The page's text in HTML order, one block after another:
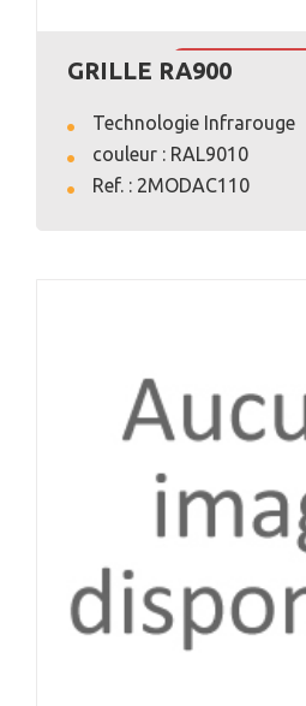
VOIR
GRILLE RA900
Technologie Infrarouge
couleur : RAL9010
Ref. : 2MODAC110